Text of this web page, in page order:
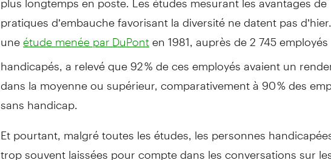
pratiques d’embauche favorisant la diversité ne datent pas
une étude menée par DuPont en 1981, auprès de 2 745 employés
handicapés, a relevé que 92 % de ces employés avaient un
dans la moyenne ou supérieur, comparativement à 90 % des
sans handicap.
Et pourtant, malgré toutes les études, les personnes
trop souvent laissées pour compte dans les conversations sur